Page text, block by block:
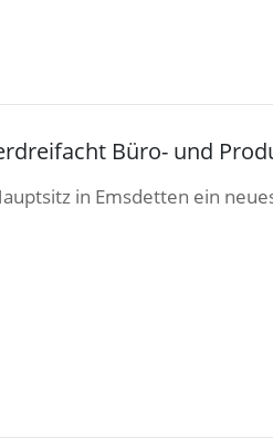
Büro- und
in Emsdetten ein